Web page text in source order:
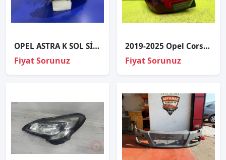
OPEL ASTRA K SOL SİS FAR | 39217863
Fiyat Sorunuz
2019-2025 Opel Corsa F LED'li Sol Dış Stop 9829317980
Fiyat Sorunuz